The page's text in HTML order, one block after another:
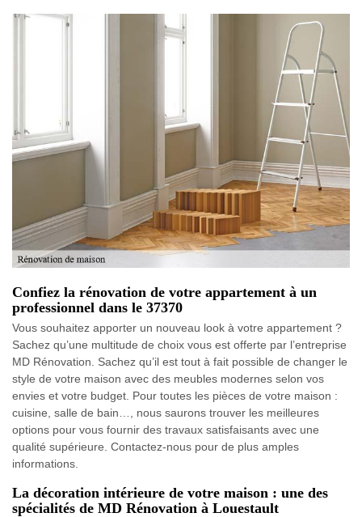
Confiez la rénovation de votre appartement à un
professionnel dans le 37370
Vous souhaitez apporter un nouveau look à votre appartement ?
Sachez qu’une multitude de choix vous est offerte par l’entreprise
MD Rénovation. Sachez qu’il est tout à fait possible de changer le
style de votre maison avec des meubles modernes selon vos
envies et votre budget. Pour toutes les pièces de votre maison :
cuisine, salle de bain…, nous saurons trouver les meilleures
options pour vous fournir des travaux satisfaisants avec une
qualité supérieure. Contactez-nous pour de plus amples
informations.
La décoration intérieure de votre maison : une des
spécialités de MD Rénovation à Louestault